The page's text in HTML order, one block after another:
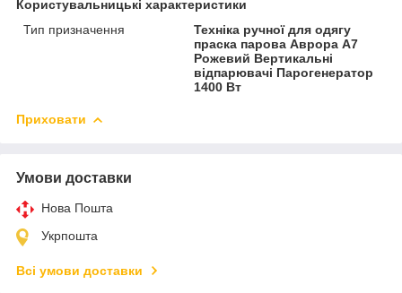
Користувальницькі характеристики
Тип призначення
Техніка ручної для одягу
праска парова Аврора А7
Рожевий Вертикальні
відпарювачі Парогенератор
1400 Вт
Приховати
Умови доставки
Нова Пошта
Укрпошта
Всі умови доставки